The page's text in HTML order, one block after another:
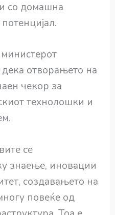
со домашна
отворањето на
чекор за
технолошки и
се
знаење, иновации
создавањето на
повеќе од